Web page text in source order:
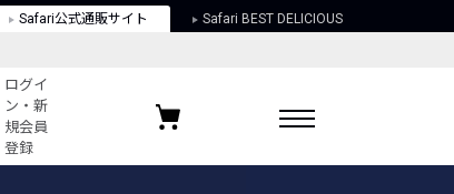
Safari公式通販サイト Safari BEST DELICIOUS
ログイ
ン・新
規会員
登録